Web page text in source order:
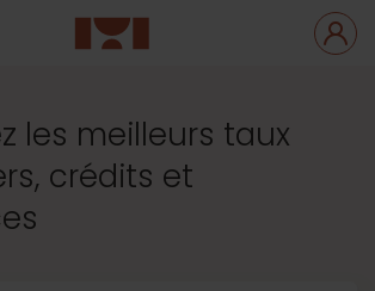
les meilleurs taux
crédits et